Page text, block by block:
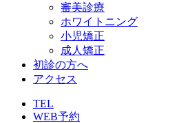
審美診療
ホワイトニング
小児矯正
成人矯正
初診の方へ
アクセス
TEL
WEB予約